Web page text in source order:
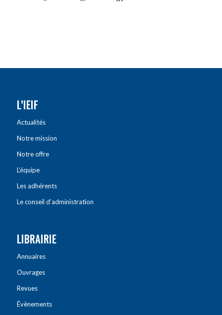
L’IEIF
Actualités
Notre mission
Notre offre
L’équipe
Les adhérents
Le conseil d’administration
LIBRAIRIE
Annuaires
Ouvrages
Revues
Évènements